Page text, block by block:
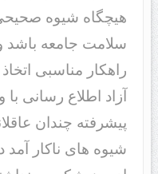
هیچگاه شیوه
سلامت جامعه باشد
راهکار مناسبی
آزاد اطلاع رسانی
پیشرفته چندان
شیوه های ناکار آمد